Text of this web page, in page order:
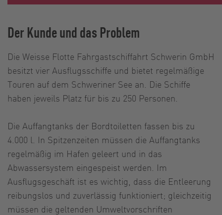
Der Kunde und das Problem
Die Weisse Flotte Fahrgastschiffahrt Schwerin GmbH
besitzt vier Ausflugsschiffe und bietet regelmäßige
Touren auf dem Schweriner See an. Die Schiffe
haben jeweils Platz für bis zu 250 Personen.
Die Auffangtanks der Bordtoiletten fassen bis zu
4.000 l. In Spitzenzeiten müssen die Auffangtanks
regelmäßig im Hafen geleert und in das
Abwassersystem eingespeist werden. Im
Ausflugsgeschäft ist es wichtig, dass die Entleerung
reibungslos und zuverlässig funktioniert; gleichzeitig
müssen die geltenden Umweltvorschriften